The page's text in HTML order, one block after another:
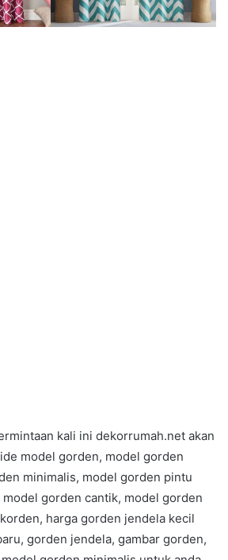
kali ini dekorrumah.net akan
model gorden, model gorden
minimalis, model gorden pintu
gorden cantik, model gorden
harga gorden jendela kecil
gorden jendela, gambar gorden,